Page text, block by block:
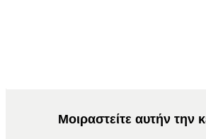
Μοιραστείτε αυτήν την